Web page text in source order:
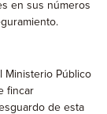
en sus números
Ministerio Público
fincar
de esta